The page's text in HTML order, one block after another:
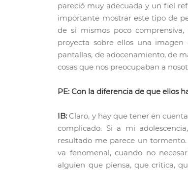
pareció muy adecuada y un fiel
importante mostrar este tipo de
de sí mismos poco
proyecta sobre ellos una
pantallas, de adocenamiento, de
cosas que nos preocupaban a
PE: Con la diferencia de que ellos
IB: Claro, y hay que tener en
complicado. Si a mi
resultado me parece un
va fenomenal, cuando no
alguien que piensa, que critica,